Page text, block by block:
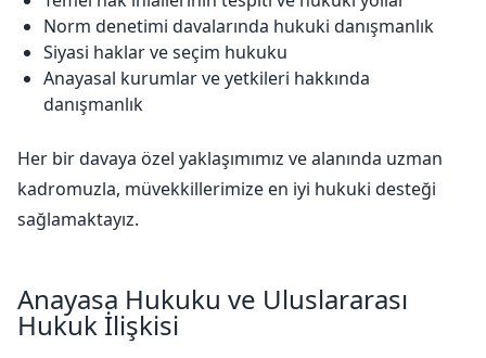
Norm denetimi davalarında hukuki danışmanlık
Siyasi haklar ve seçim hukuku
Anayasal kurumlar ve yetkileri hakkında
danışmanlık
Her bir davaya özel yaklaşımımız ve alanında uzman
kadromuzla, müvekkillerimize en iyi hukuki desteği
sağlamaktayız.
Anayasa Hukuku ve Uluslararası
Hukuk İlişkisi